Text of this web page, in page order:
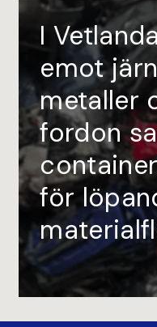
I
emot
metaller
fordon
för